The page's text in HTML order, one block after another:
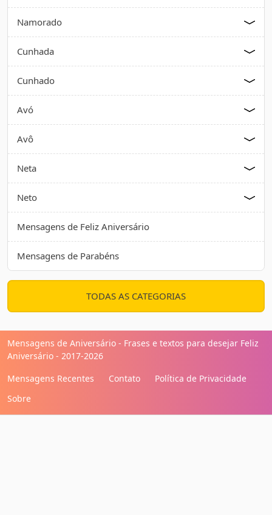
Namorado
Cunhada
Cunhado
Avó
Avô
Neta
Neto
Mensagens de Feliz Aniversário
Mensagens de Parabéns
TODAS AS CATEGORIAS
Mensagens de Aniversário - Frases e textos para desejar Feliz
Aniversário - 2017-2026
Mensagens Recentes
Contato
Política de Privacidade
Sobre